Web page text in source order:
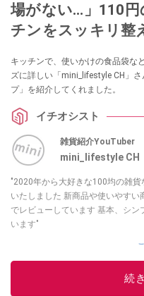
場がない…」110
チンをスッキリ整
キッチンで、使いかけの食品袋な
ズに詳しい「mini_lifestyle CH」
プ」を紹介してくれました。
イチオシスト
雑貨紹介YouTuber
mini_lifestyle CH
"2020年から大好きな100均の雑
いたしました 新商品や使いやすい商品、意外と使いにくかった商品など本音
でレビューしています 基本、シンプルやモノトーンの雑貨を多くご紹介して
います"
続